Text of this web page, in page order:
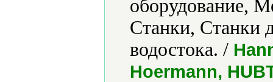
оборудование,
Станки, Станки
водостока. /
Hoermann,